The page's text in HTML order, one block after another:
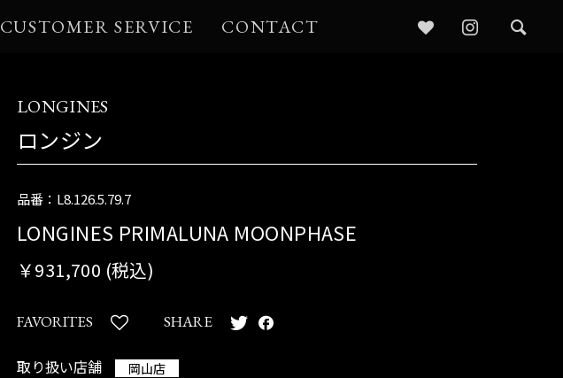
CUSTOMER SERVICE CONTACT
LONGINES
ロンジン
品番：L8.126.5.79.7
LONGINES PRIMALUNA MOONPHASE
￥931,700 (税込)
FAVORITES SHARE
取り扱い店舗 岡山店